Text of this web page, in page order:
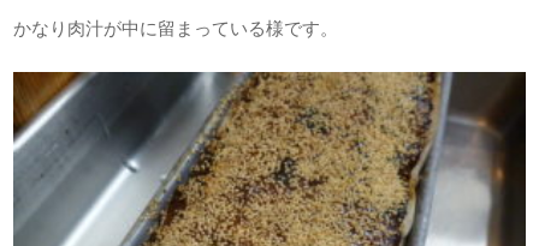
かなり肉汁が中に留まっている様です。